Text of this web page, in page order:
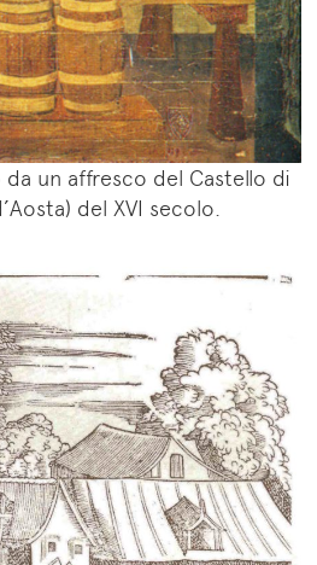
un affresco del Castello di
del XVI secolo.